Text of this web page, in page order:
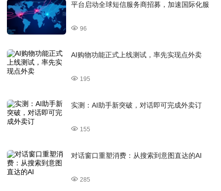
平台启动全球短信服务商招募，加速国际化服
96
AI购物功能正式上线测试，率先实现点外卖
195
实测：AI助手新突破，对话即可完成外卖订
155
对话窗口重塑消费：从搜索到意图直达的AI
285